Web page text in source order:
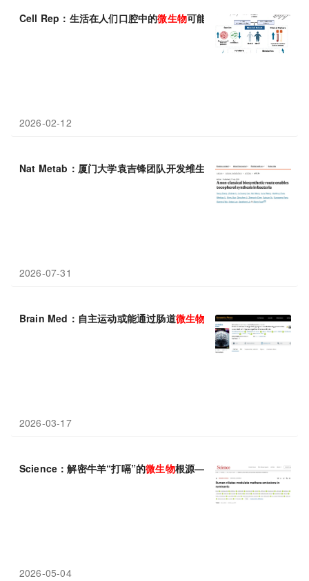
Cell Rep：生活在人们口腔中的微生物可能是预防肥胖的关键
2026-02-12
Nat Metab：厦门大学袁吉锋团队开发维生素E微生物合成新路线
2026-07-31
Brain Med：自主运动或能通过肠道微生物 群来重塑机体的色氨酸
2026-03-17
Science：解密牛羊“打嗝”的微生物根源——中国学者发现驱动甲
2026-05-04